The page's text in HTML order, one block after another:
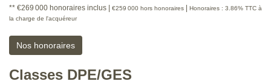
** €269 000 honoraires inclus €259 000 hors honoraires
Honoraires : 3.86% TTC à
la charge de l'acquéreur
Nos honoraires
Classes DPE/GES